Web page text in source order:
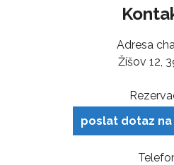
Adresa
Žíšov 12,
poslat dotaz